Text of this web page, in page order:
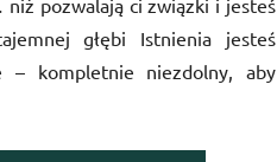
pozwalają ci związki i jesteś
głębi Istnienia jesteś
– kompletnie niezdolny, aby